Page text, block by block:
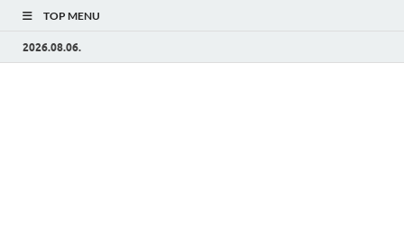
TOP MENU
2026.08.06.